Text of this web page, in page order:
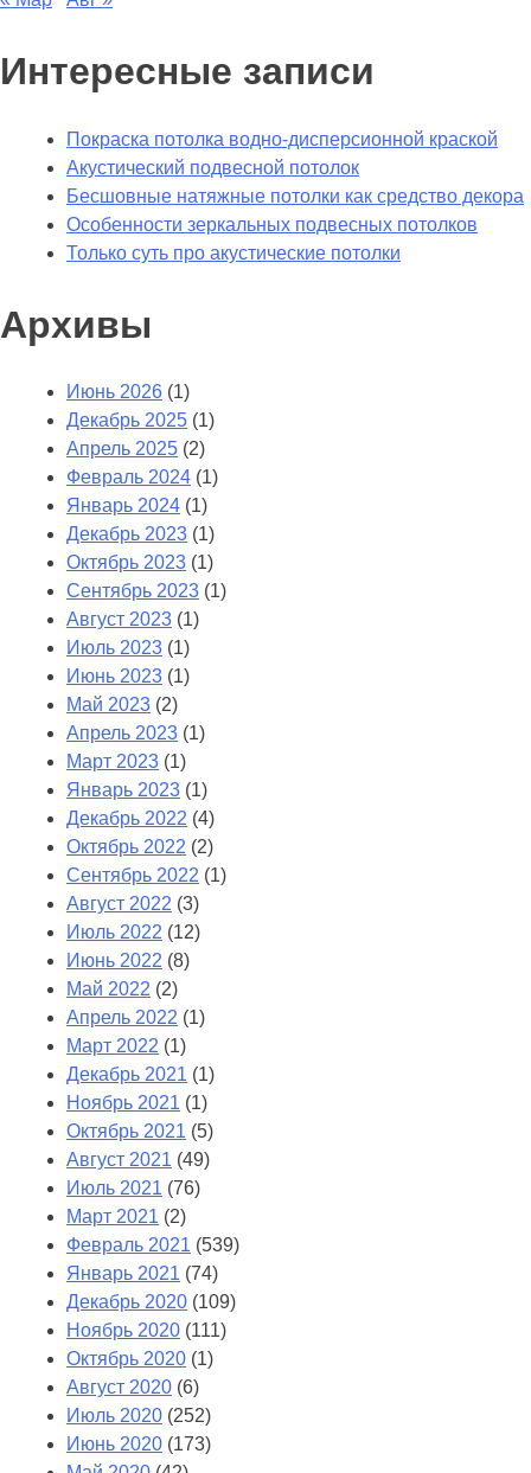
Интересные записи
Покраска потолка водно-дисперсионной краской
Акустический подвесной потолок
Бесшовные натяжные потолки как средство декора
Особенности зеркальных подвесных потолков
Только суть про акустические потолки
Архивы
Июнь 2026 (1)
Декабрь 2025 (1)
Апрель 2025 (2)
Февраль 2024 (1)
Январь 2024 (1)
Декабрь 2023 (1)
Октябрь 2023 (1)
Сентябрь 2023 (1)
Август 2023 (1)
Июль 2023 (1)
Июнь 2023 (1)
Май 2023 (2)
Апрель 2023 (1)
Март 2023 (1)
Январь 2023 (1)
Декабрь 2022 (4)
Октябрь 2022 (2)
Сентябрь 2022 (1)
Август 2022 (3)
Июль 2022 (12)
Июнь 2022 (8)
Май 2022 (2)
Апрель 2022 (1)
Март 2022 (1)
Декабрь 2021 (1)
Ноябрь 2021 (1)
Октябрь 2021 (5)
Август 2021 (49)
Июль 2021 (76)
Март 2021 (2)
Февраль 2021 (539)
Январь 2021 (74)
Декабрь 2020 (109)
Ноябрь 2020 (111)
Октябрь 2020 (1)
Август 2020 (6)
Июль 2020 (252)
Июнь 2020 (173)